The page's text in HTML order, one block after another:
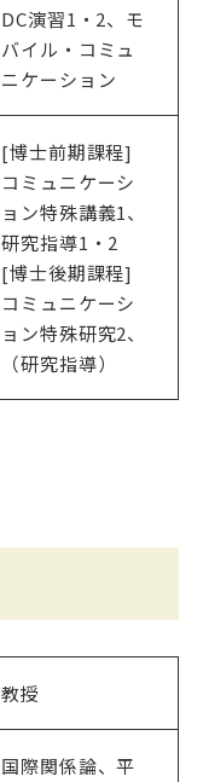
DC演習1・2、モ
バイル・コミュ
ニケーション
[博士前期課程]
コミュニケーシ
ョン特殊講義1、
研究指導1・2
[博士後期課程]
コミュニケーシ
ョン特殊研究2、
（研究指導）
教授
国際関係論、平